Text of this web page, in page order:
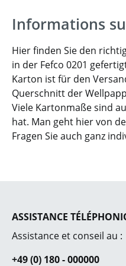
Informations
Hier finden Sie den
in der Fefco 0201
Karton ist für den
Querschnitt der
Viele Kartonmaße sind
hat. Man geht hier von
Fragen Sie auch ganz
ASSISTANCE
Assistance et conseil au :
+49 (0) 180 - 000000